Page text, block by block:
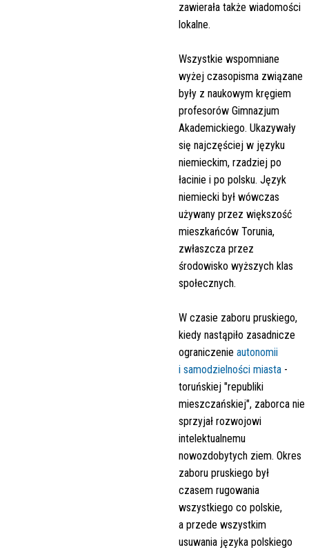
zawierała także wiadomości
lokalne.
Wszystkie wspomniane
wyżej czasopisma związane
były z naukowym kręgiem
profesorów Gimnazjum
Akademickiego. Ukazywały
się najczęściej w języku
niemieckim, rzadziej po
łacinie i po polsku. Język
niemiecki był wówczas
używany przez większość
mieszkańców Torunia,
zwłaszcza przez
środowisko wyższych klas
społecznych.
W czasie zaboru pruskiego,
kiedy nastąpiło zasadnicze
ograniczenie autonomii
i samodzielności miasta -
toruńskiej "republiki
mieszczańskiej", zaborca nie
sprzyjał rozwojowi
intelektualnemu
nowozdobytych ziem. Okres
zaboru pruskiego był
czasem rugowania
wszystkiego co polskie,
a przede wszystkim
usuwania języka polskiego